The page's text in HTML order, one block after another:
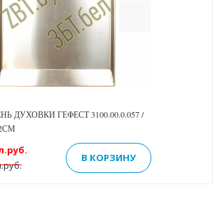
ДУХОВКИ ГЕФЕСТ 3100.00.0.057 /
В КОРЗИНУ